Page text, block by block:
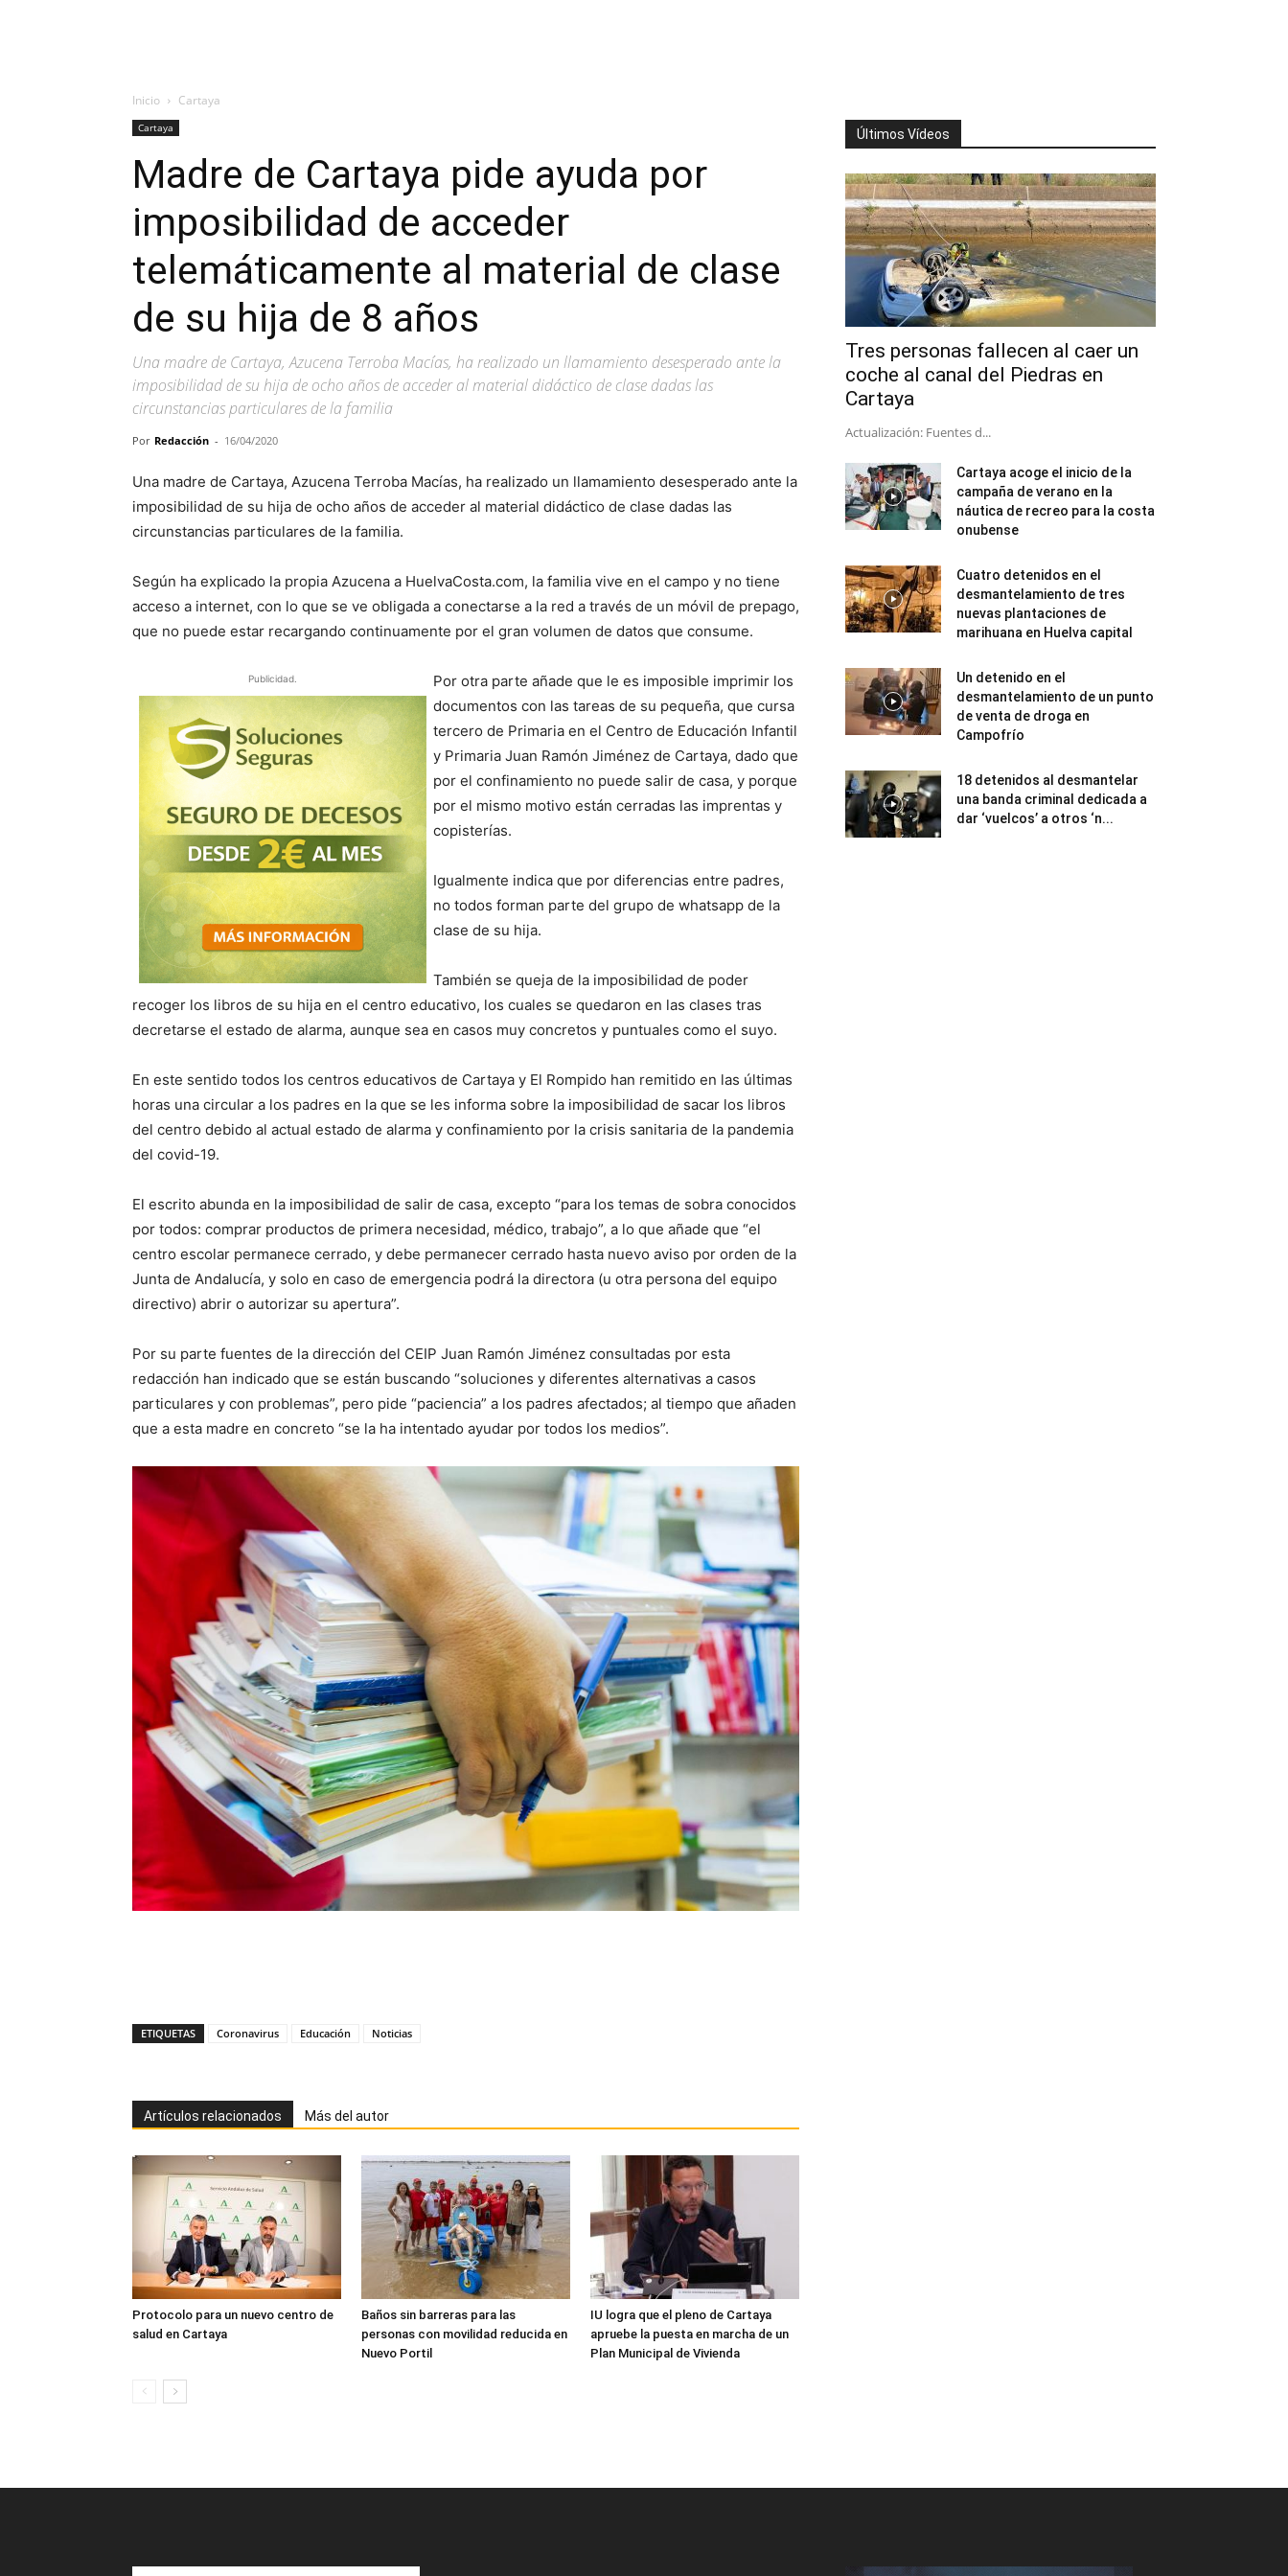
Inicio Cartaya
Cartaya
Madre de Cartaya pide ayuda por
imposibilidad de acceder
telemáticamente al material de clase
de su hija de 8 años
Una madre de Cartaya, Azucena Terroba Macías, ha realizado un llamamiento desesperado ante la
imposibilidad de su hija de ocho años de acceder al material didáctico de clase dadas las
circunstancias particulares de la familia
Por Redacción - 16/04/2020
Una madre de Cartaya, Azucena Terroba Macías, ha realizado un llamamiento desesperado ante la
imposibilidad de su hija de ocho años de acceder al material didáctico de clase dadas las
circunstancias particulares de la familia.
Según ha explicado la propia Azucena a HuelvaCosta.com, la familia vive en el campo y no tiene
acceso a internet, con lo que se ve obligada a conectarse a la red a través de un móvil de prepago,
que no puede estar recargando continuamente por el gran volumen de datos que consume.
Publicidad.
Por otra parte añade que le es imposible imprimir los
documentos con las tareas de su pequeña, que cursa
tercero de Primaria en el Centro de Educación Infantil
y Primaria Juan Ramón Jiménez de Cartaya, dado que
por el confinamiento no puede salir de casa, y porque
por el mismo motivo están cerradas las imprentas y
copisterías.
Igualmente indica que por diferencias entre padres,
no todos forman parte del grupo de whatsapp de la
clase de su hija.
También se queja de la imposibilidad de poder
recoger los libros de su hija en el centro educativo, los cuales se quedaron en las clases tras
decretarse el estado de alarma, aunque sea en casos muy concretos y puntuales como el suyo.
En este sentido todos los centros educativos de Cartaya y El Rompido han remitido en las últimas
horas una circular a los padres en la que se les informa sobre la imposibilidad de sacar los libros
del centro debido al actual estado de alarma y confinamiento por la crisis sanitaria de la pandemia
del covid-19.
El escrito abunda en la imposibilidad de salir de casa, excepto “para los temas de sobra conocidos
por todos: comprar productos de primera necesidad, médico, trabajo”, a lo que añade que “el
centro escolar permanece cerrado, y debe permanecer cerrado hasta nuevo aviso por orden de la
Junta de Andalucía, y solo en caso de emergencia podrá la directora (u otra persona del equipo
directivo) abrir o autorizar su apertura”.
Por su parte fuentes de la dirección del CEIP Juan Ramón Jiménez consultadas por esta
redacción han indicado que se están buscando “soluciones y diferentes alternativas a casos
particulares y con problemas”, pero pide “paciencia” a los padres afectados; al tiempo que añaden
que a esta madre en concreto “se la ha intentado ayudar por todos los medios”.
ETIQUETAS Coronavirus Educación Noticias
Artículos relacionados Más del autor
Protocolo para un nuevo centro de
salud en Cartaya
Baños sin barreras para las
personas con movilidad reducida en
Nuevo Portil
IU logra que el pleno de Cartaya
apruebe la puesta en marcha de un
Plan Municipal de Vivienda
Últimos Vídeos
Tres personas fallecen al caer un
coche al canal del Piedras en
Cartaya
Actualización: Fuentes d...
Cartaya acoge el inicio de la
campaña de verano en la
náutica de recreo para la costa
onubense
Cuatro detenidos en el
desmantelamiento de tres
nuevas plantaciones de
marihuana en Huelva capital
Un detenido en el
desmantelamiento de un punto
de venta de droga en
Campofrío
18 detenidos al desmantelar
una banda criminal dedicada a
dar ‘vuelcos’ a otros ‘n...